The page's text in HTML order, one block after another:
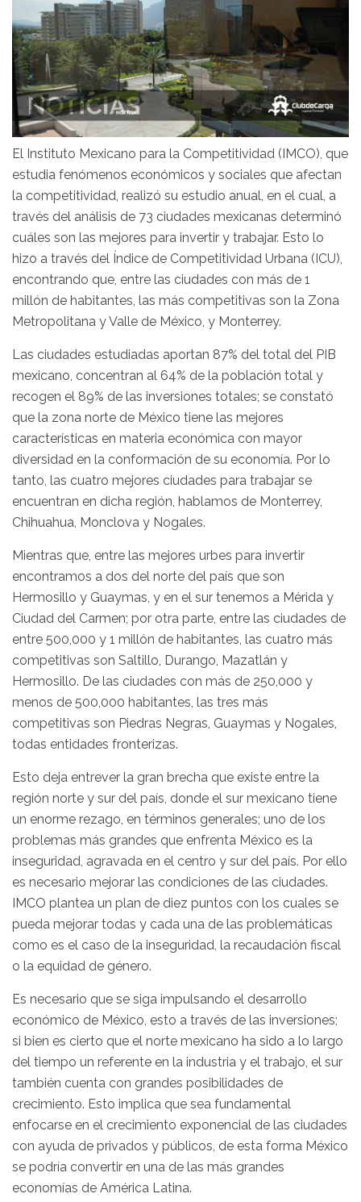
El Instituto Mexicano para la Competitividad (IMCO), que
estudia fenómenos económicos y sociales que afectan
la competitividad, realizó su estudio anual, en el cual, a
través del análisis de 73 ciudades mexicanas determinó
cuáles son las mejores para invertir y trabajar. Esto lo
hizo a través del Índice de Competitividad Urbana (ICU),
encontrando que, entre las ciudades con más de 1
millón de habitantes, las más competitivas son la Zona
Metropolitana y Valle de México, y Monterrey.
Las ciudades estudiadas aportan 87% del total del PIB
mexicano, concentran al 64% de la población total y
recogen el 89% de las inversiones totales; se constató
que la zona norte de México tiene las mejores
características en materia económica con mayor
diversidad en la conformación de su economía. Por lo
tanto, las cuatro mejores ciudades para trabajar se
encuentran en dicha región, hablamos de Monterrey,
Chihuahua, Monclova y Nogales.
Mientras que, entre las mejores urbes para invertir
encontramos a dos del norte del país que son
Hermosillo y Guaymas, y en el sur tenemos a Mérida y
Ciudad del Carmen; por otra parte, entre las ciudades de
entre 500,000 y 1 millón de habitantes, las cuatro más
competitivas son Saltillo, Durango, Mazatlán y
Hermosillo. De las ciudades con más de 250,000 y
menos de 500,000 habitantes, las tres más
competitivas son Piedras Negras, Guaymas y Nogales,
todas entidades fronterizas.
Esto deja entrever la gran brecha que existe entre la
región norte y sur del país, donde el sur mexicano tiene
un enorme rezago, en términos generales; uno de los
problemas más grandes que enfrenta México es la
inseguridad, agravada en el centro y sur del país. Por ello
es necesario mejorar las condiciones de las ciudades.
IMCO plantea un plan de diez puntos con los cuales se
pueda mejorar todas y cada una de las problemáticas
como es el caso de la inseguridad, la recaudación fiscal
o la equidad de género.
Es necesario que se siga impulsando el desarrollo
económico de México, esto a través de las inversiones;
si bien es cierto que el norte mexicano ha sido a lo largo
del tiempo un referente en la industria y el trabajo, el sur
también cuenta con grandes posibilidades de
crecimiento. Esto implica que sea fundamental
enfocarse en el crecimiento exponencial de las ciudades
con ayuda de privados y públicos, de esta forma México
se podría convertir en una de las más grandes
economías de América Latina.